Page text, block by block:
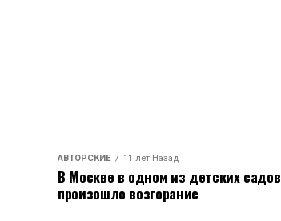
АВТОРСКИЕ 11 лет Назад
В Москве в одном из детских садов
произошло возгорание